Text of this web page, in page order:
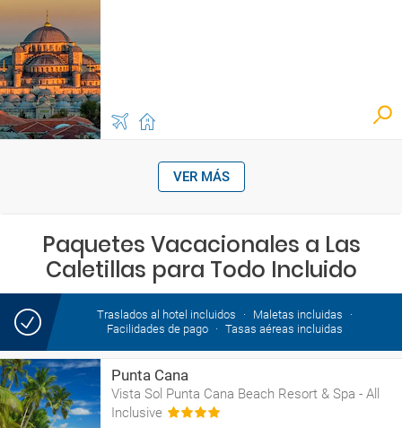
VER MÁS
Paquetes Vacacionales a Las
Caletillas para Todo Incluido
Traslados al hotel incluidos
Maletas incluidas
Facilidades de pago
Tasas aéreas incluidas
Punta Cana
Vista Sol Punta Cana Beach Resort & Spa - All
Inclusive